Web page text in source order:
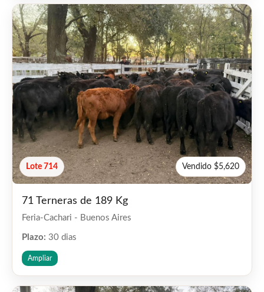
Lote 714 Vendido $5,620
71 Terneras de 189 Kg
Feria-Cachari - Buenos Aires
Plazo: 30 dias
Ampliar